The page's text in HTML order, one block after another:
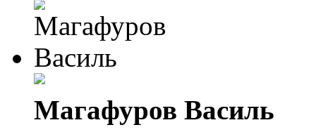
Магафуров Василь